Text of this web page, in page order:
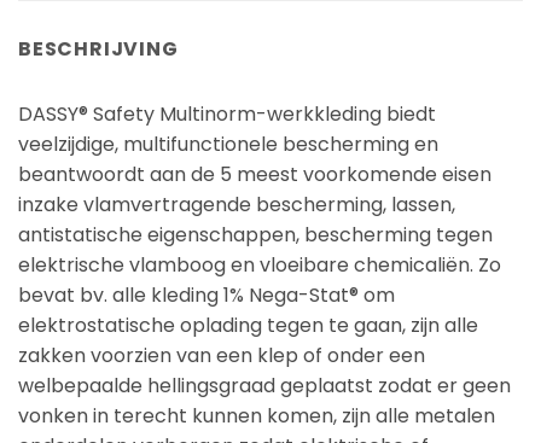
BESCHRIJVING
DASSY® Safety Multinorm-werkkleding biedt
veelzijdige, multifunctionele bescherming en
beantwoordt aan de 5 meest voorkomende eisen
inzake vlamvertragende bescherming, lassen,
antistatische eigenschappen, bescherming tegen
elektrische vlamboog en vloeibare chemicaliën. Zo
bevat bv. alle kleding 1% Nega-Stat® om
elektrostatische oplading tegen te gaan, zijn alle
zakken voorzien van een klep of onder een
welbepaalde hellingsgraad geplaatst zodat er geen
vonken in terecht kunnen komen, zijn alle metalen